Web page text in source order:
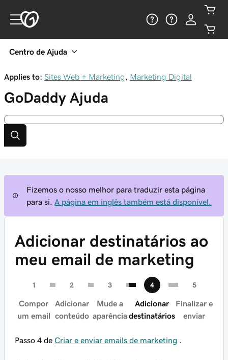
Centro de Ajuda
Applies to: Sites Web + Marketing Marketing Digital
GoDaddy Ajuda
Fizemos o nosso melhor para traduzir esta página
para si.
A página em inglês também está disponível.
Adicionar destinatários ao
meu email de marketing
Compor
um email
Adicionar
conteúdo
Mude a
aparência
Adicionar
destinatários
Finalizar e
enviar
Passo 4 de Criar e enviar emails de marketing